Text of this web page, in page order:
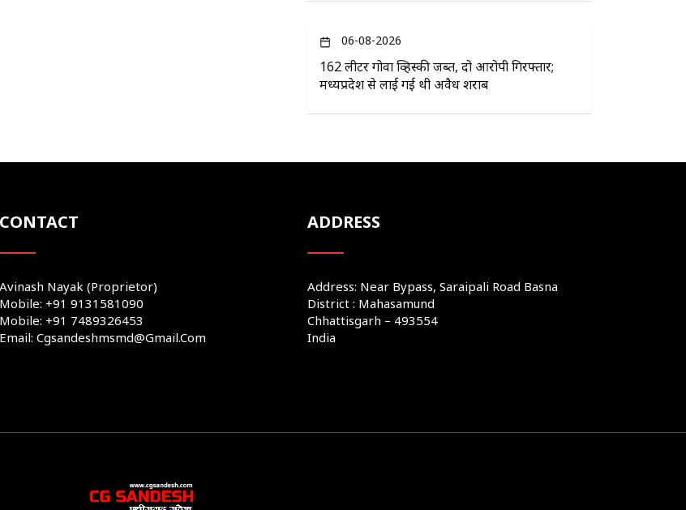
06-08-2026
162 लीटर गोवा व्हिस्की जब्त, दो आरोपी गिरफ्तार;
मध्यप्रदेश से लाई गई थी अवैध शराब
CONTACT
Avinash Nayak (Proprietor)
Mobile: +91 9131581090
Mobile: +91 7489326453
Email: Cgsandeshmsmd@gmail.com
ADDRESS
Address: Near Bypass, Saraipali Road Basna
District : Mahasamund
Chhattisgarh – 493554
India